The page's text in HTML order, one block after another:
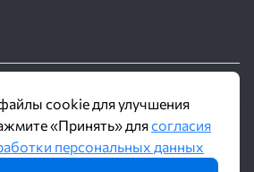
объединение «Трубное
данных
cookie для улучшения
«Принять» длясогласия
персональных данных